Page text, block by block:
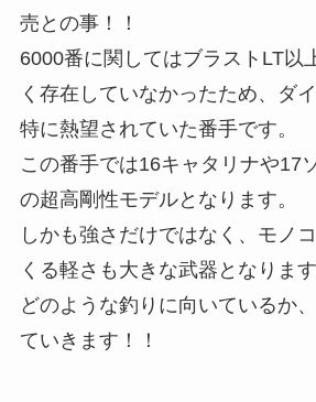
売との事！！
6000番に関してはブラストLT以
く存在していなかったため、ダ
特に熱望されていた番手です。
この番手では16キャタリナや17
の超高剛性モデルとなります。
しかも強さだけではなく、モノ
くる軽さも大きな武器となります
どのような釣りに向いているか
ていきます！！